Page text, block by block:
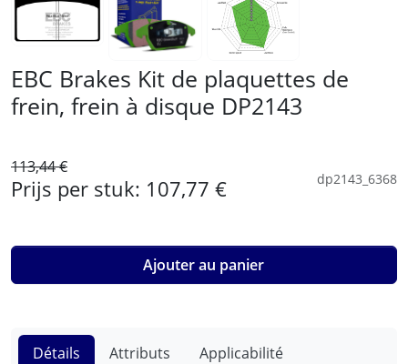
EBC Brakes Kit de plaquettes de
frein, frein à disque DP2143
113,44 €
Prijs per stuk: 107,77 € dp2143_6368
Ajouter au panier
Détails Attributs
Applicabilité